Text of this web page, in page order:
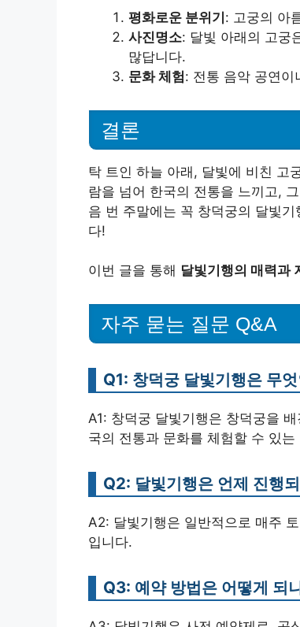
평화로운 분위기: 고궁의 아
사진명소: 달빛 아래의 고궁
많답니다.
문화 체험: 전통 음악 공연이
결론
탁 트인 하늘 아래, 달빛에 비친 고
람을 넘어 한국의 전통을 느끼고,
음 번 주말에는 꼭 창덕궁의 달빛
다!
이번 글을 통해 달빛기행의 매력과
자주 묻는 질문 Q&A
Q1: 창덕궁 달빛기행은 무
A1: 창덕궁 달빛기행은 창덕궁을
국의 전통과 문화를 체험할 수 있
Q2: 달빛기행은 언제 진행
A2: 달빛기행은 일반적으로 매주
입니다.
Q3: 예약 방법은 어떻게 되